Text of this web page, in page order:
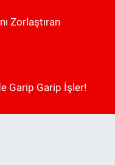
Zorlaştıran
Garip Garip İşler!